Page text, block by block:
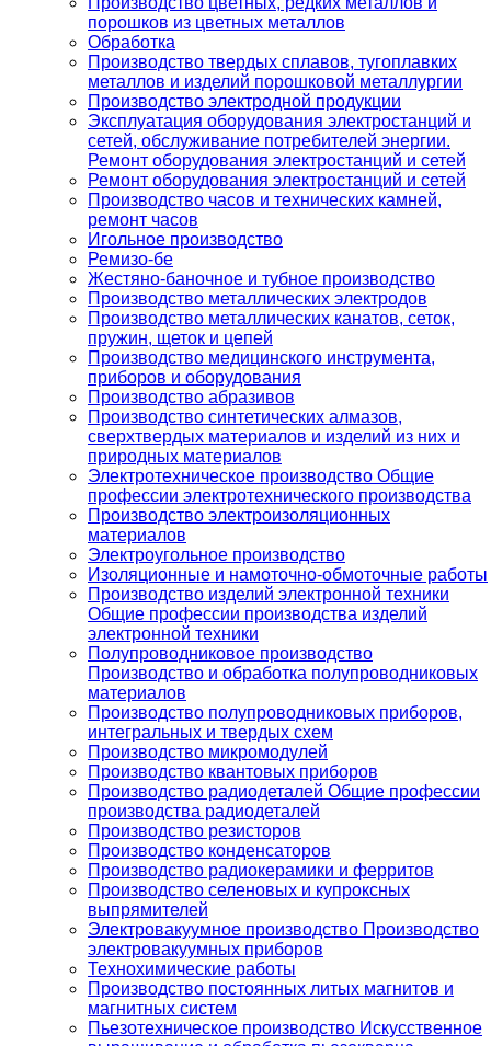
порошков из цветных металлов
Обработка
Производство твердых сплавов, тугоплавких
металлов и изделий порошковой металлургии
Производство электродной продукции
Эксплуатация оборудования электростанций и
сетей, обслуживание потребителей энергии.
Ремонт оборудования электростанций и сетей
Ремонт оборудования электростанций и сетей
Производство часов и технических камней,
ремонт часов
Игольное производство
Ремизо-бе
Жестяно-баночное и тубное производство
Производство металлических электродов
Производство металлических канатов, сеток,
пружин, щеток и цепей
Производство медицинского инструмента,
приборов и оборудования
Производство абразивов
Производство синтетических алмазов,
сверхтвердых материалов и изделий из них и
природных материалов
Электротехническое производство Общие
профессии электротехнического производства
Производство электроизоляционных
материалов
Электроугольное производство
Изоляционные и намоточно-обмоточные работы
Производство изделий электронной техники
Общие профессии производства изделий
электронной техники
Полупроводниковое производство
Производство и обработка полупроводниковых
материалов
Производство полупроводниковых приборов,
интегральных и твердых схем
Производство микромодулей
Производство квантовых приборов
Производство радиодеталей Общие профессии
производства радиодеталей
Производство резисторов
Производство конденсаторов
Производство радиокерамики и ферритов
Производство селеновых и купроксных
выпрямителей
Электровакуумное производство Производство
электровакуумных приборов
Технохимические работы
Производство постоянных литых магнитов и
магнитных систем
Пьезотехническое производство Искусственное